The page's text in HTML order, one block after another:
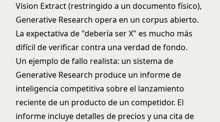
Vision Extract (restringido a un documento físico),
Generative Research opera en un corpus abierto.
La expectativa de "debería ser X" es mucho más
difícil de verificar contra una verdad de fondo.
Un ejemplo de fallo realista: un sistema de
Generative Research produce un informe de
inteligencia competitiva sobre el lanzamiento
reciente de un producto de un competidor. El
informe incluye detalles de precios y una cita de